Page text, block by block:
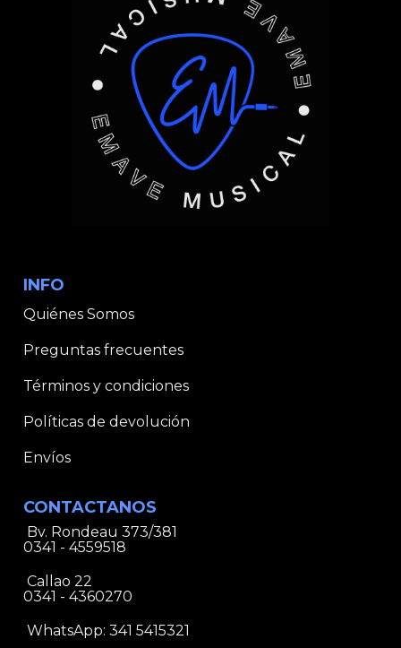
INFO
Quiénes Somos
Preguntas frecuentes
Términos y condiciones
Políticas de devolución
Envíos
CONTACTANOS
Bv. Rondeau 373/381
0341 - 4559518
Callao 22
0341 - 4360270
WhatsApp: 341 5415321